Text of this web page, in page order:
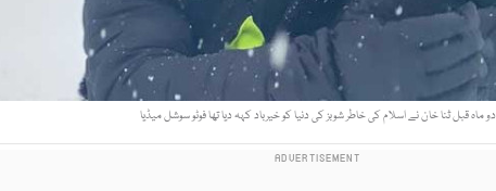
دو ماہ قبل ثنا خان نے اسلام کی خاطر شوبز کی دنیا کو خیرباد کہہ دیا تھا فوٹو سوشل میڈیا